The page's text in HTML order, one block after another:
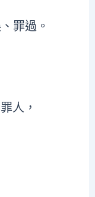
罪過。
人，